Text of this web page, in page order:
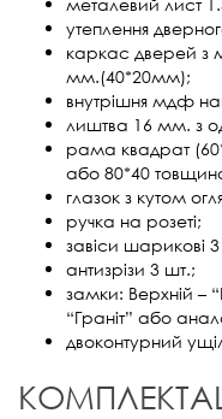
утеплення
каркас дверей з
мм.(40*20мм);
внутрішня мдф
лиштва 16 мм. з
рама квадрат
або 80*40
глазок з кутом
ручка на розеті;
завіси шарикові
антизрізи 3 шт.;
замки: Верхній –
“Граніт” або
двоконтурний